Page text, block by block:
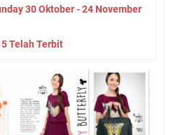
30 Oktober - 24 November
Telah Terbit